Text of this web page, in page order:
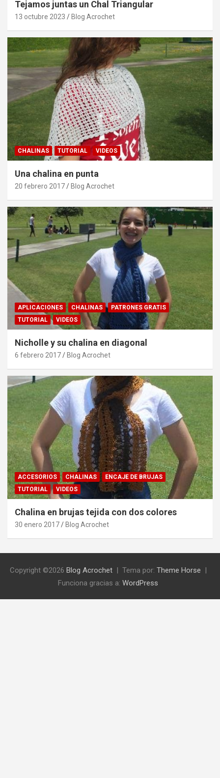
Tejamos juntas un Chal Triangular
13 octubre 2023 Blog Acrochet
CHALINAS TUTORIAL VIDEOS
Una chalina en punta
20 febrero 2017 Blog Acrochet
APLICACIONES CHALINAS
PATRONES GRATIS
TUTORIAL
VIDEOS
Nicholle y su chalina en diagonal
6 febrero 2017 Blog Acrochet
ACCESORIOS CHALINAS
ENCAJE DE BRUJAS
TUTORIAL
VIDEOS
Chalina en brujas tejida con dos colores
30 enero 2017 Blog Acrochet
Copyright ©2026 Blog Acrochet Tema por: Theme Horse
Funciona gracias a: WordPress